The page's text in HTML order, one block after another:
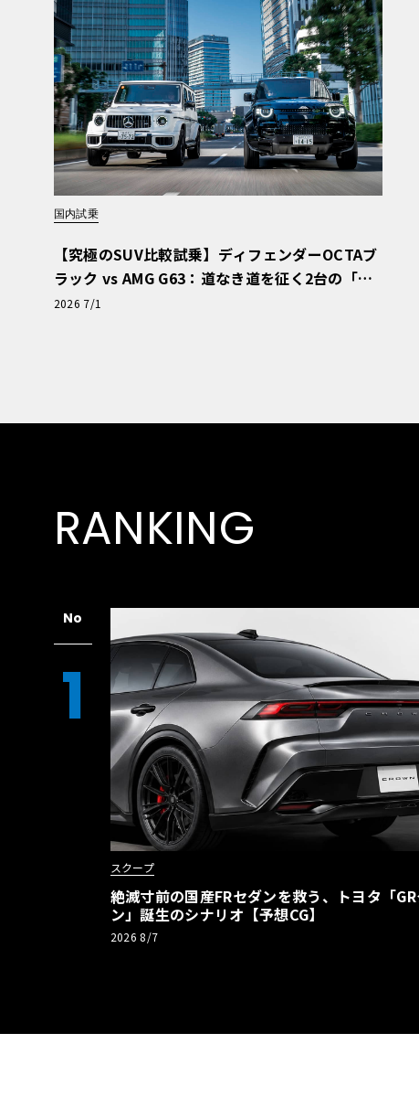
国内試乗
【究極のSUV比較試乗】ディフェンダーOCTAブ
ラック vs AMG G63：道なき道を征く2台の「対
極的アプローチ」
2026 7/1
RANKING
No
1
スクープ
絶滅寸前の国産FRセダンを救う、トヨタ「
ン」誕生のシナリオ【予想CG】
2026 8/7